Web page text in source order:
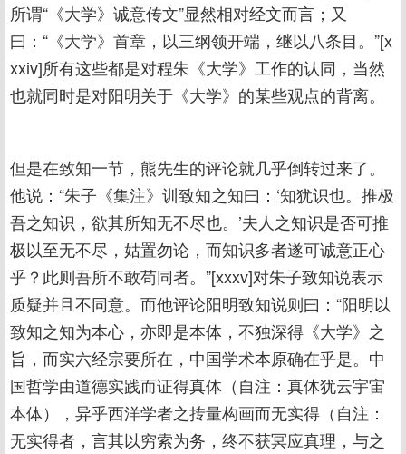
所谓“《大学》诚意传文”显然相对经文而言；又
曰：“《大学》首章，以三纲领开端，继以八条目。”[x
xxiv]所有这些都是对程朱《大学》工作的认同，当然
也就同时是对阳明关于《大学》的某些观点的背离。
但是在致知一节，熊先生的评论就几乎倒转过来了。
他说：“朱子《集注》训致知之知曰：‘知犹识也。推极
吾之知识，欲其所知无不尽也。’夫人之知识是否可推
极以至无不尽，姑置勿论，而知识多者遂可诚意正心
乎？此则吾所不敢苟同者。”[xxxv]对朱子致知说表示
质疑并且不同意。而他评论阳明致知说则曰：“阳明以
致知之知为本心，亦即是本体，不独深得《大学》之
旨，而实六经宗要所在，中国学术本原确在乎是。中
国哲学由道德实践而证得真体（自注：真体犹云宇宙
本体），异乎西洋学者之抟量构画而无实得（自注：
无实得者，言其以穷索为务，终不获冥应真理，与之